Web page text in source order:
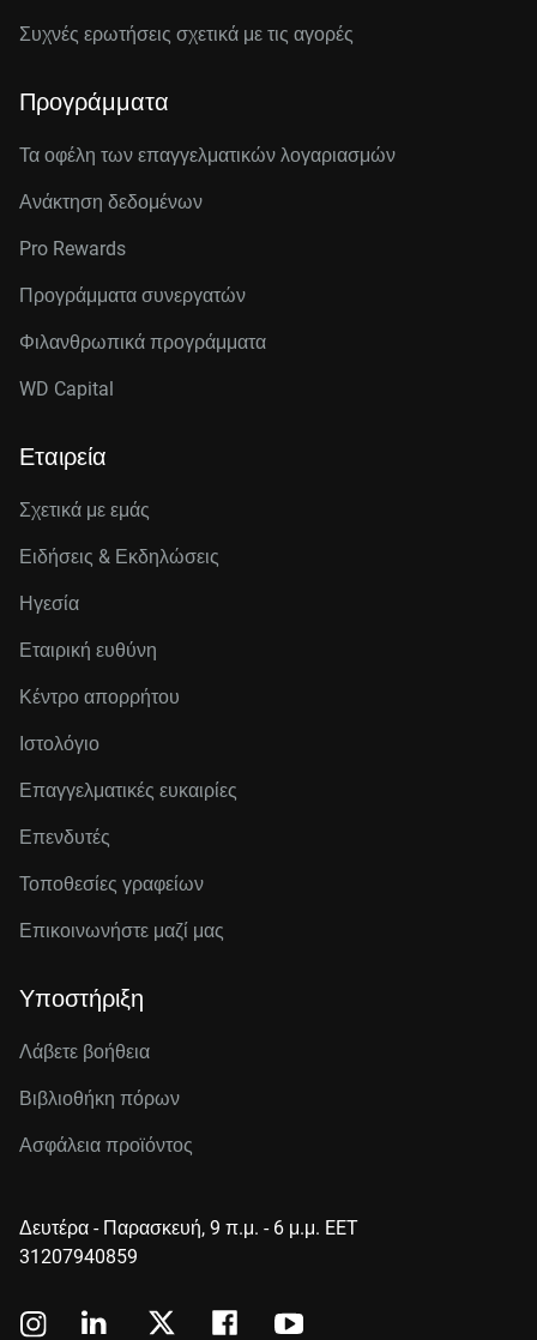
Συχνές ερωτήσεις σχετικά με τις αγορές
Προγράμματα
Τα οφέλη των επαγγελματικών λογαριασμών
Ανάκτηση δεδομένων
Pro Rewards
Προγράμματα συνεργατών
Φιλανθρωπικά προγράμματα
WD Capital
Εταιρεία
Σχετικά με εμάς
Ειδήσεις & Εκδηλώσεις
Ηγεσία
Εταιρική ευθύνη
Κέντρο απορρήτου
Ιστολόγιο
Επαγγελματικές ευκαιρίες
Επενδυτές
Τοποθεσίες γραφείων
Επικοινωνήστε μαζί μας
Υποστήριξη
Λάβετε βοήθεια
Βιβλιοθήκη πόρων
Ασφάλεια προϊόντος
Δευτέρα - Παρασκευή, 9 π.μ. - 6 μ.μ. EET
31207940859